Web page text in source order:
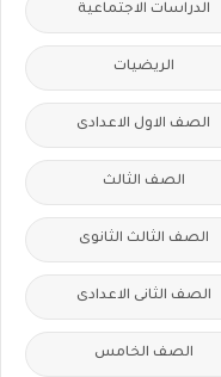
الدراسات الاجتماعية
الريضيات
الصف الاول الاعدادى
الصف الثالث
الصف الثالث الثانوى
الصف الثانى الاعدادى
الصف الخامس